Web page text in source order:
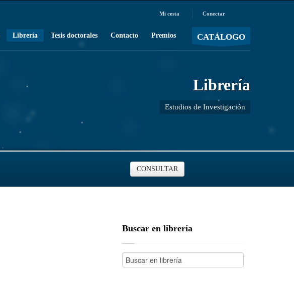
Conectar
Mi cesta
/ MOSTRAR CARRO
CATÁLOGO
Librería Tesis doctorales Contacto Premios
Librería
Estudios de Investigación
CONSULTAR
Buscar en librería